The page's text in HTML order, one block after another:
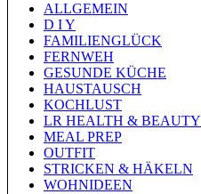
ALLGEMEIN
D I Y
FAMILIENGLÜCK
FERNWEH
GESUNDE KÜCHE
HAUSTAUSCH
KOCHLUST
LR HEALTH & BEAUTY
MEAL PREP
OUTFIT
STRICKEN & HÄKELN
WOHNIDEEN